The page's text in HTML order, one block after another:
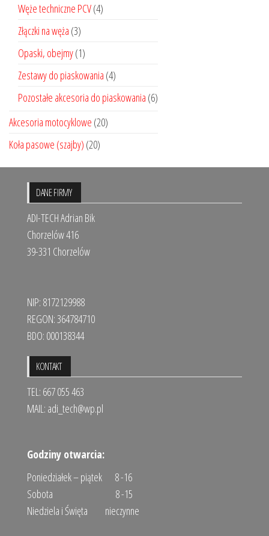
Węże techniczne PCV(4)
Złączki na węża (3)
Opaski, obejmy(1)
Zestawy do piaskowania (4)
Pozostałe akcesoria do piaskowania (6)
Akcesoria motocyklowe (20)
Koła pasowe (szajby) (20)
DANE FIRMY
ADI-TECH Adrian Bik
Chorzelów 416
39-331 Chorzelów
NIP: 8172129988
REGON: 364784710
BDO: 000138344
KONTAKT
TEL: 667 055 463
MAIL: adi_tech@wp.pl
Godziny otwarcia:
Poniedziałek – piątek 8 -16
Sobota 8 -15
Niedziela i Święta nieczynne